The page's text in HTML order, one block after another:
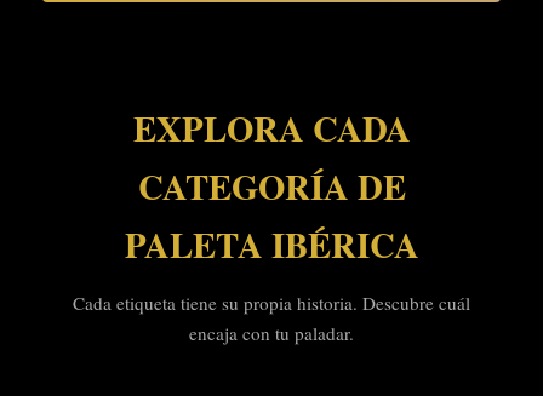
EXPLORA CADA
CATEGORÍA DE
PALETA IBÉRICA
Cada etiqueta tiene su propia historia. Descubre cuál
encaja con tu paladar.